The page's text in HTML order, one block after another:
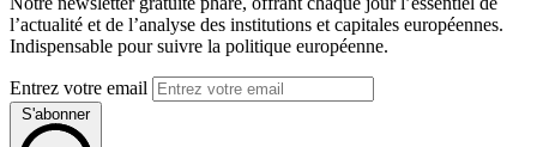
l’actualité et de l’analyse des institutions et capitales européennes.
Indispensable pour suivre la politique européenne.
Entrez votre email
S'abonner